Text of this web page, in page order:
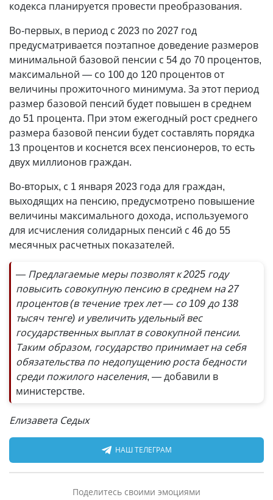
кодекса планируется провести преобразования.
Во-первых, в период с 2023 по 2027 год
предусматривается поэтапное доведение размеров
минимальной базовой пенсии с 54 до 70 процентов,
максимальной — со 100 до 120 процентов от
величины прожиточного минимума. За этот период
размер базовой пенсий будет повышен в среднем
до 51 процента. При этом ежегодный рост среднего
размера базовой пенсии будет составлять порядка
13 процентов и коснется всех пенсионеров, то есть
двух миллионов граждан.
Во-вторых, с 1 января 2023 года для граждан,
выходящих на пенсию, предусмотрено повышение
величины максимального дохода, используемого
для исчисления солидарных пенсий с 46 до 55
месячных расчетных показателей.
— Предлагаемые меры позволят к 2025 году
повысить совокупную пенсию в среднем на 27
процентов (в течение трех лет — со 109 до 138
тысяч тенге) и увеличить удельный вес
государственных выплат в совокупной пенсии.
Таким образом, государство принимает на себя
обязательства по недопущению роста бедности
среди пожилого населения, — добавили в
министерстве.
Елизавета Седых
НАШ ТЕЛЕГРАМ
Поделитесь своими эмоциями